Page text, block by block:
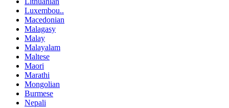
Luxembou..
Macedonian
Malagasy
Malay
Malayalam
Maltese
Maori
Marathi
Mongolian
Burmese
Nepali